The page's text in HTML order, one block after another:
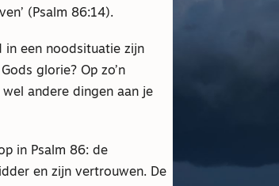
(Psalm 86:14).
in een noodsituatie zijn
glorie? Op zo’n
andere dingen aan je
in Psalm 86: de
en zijn vertrouwen. De